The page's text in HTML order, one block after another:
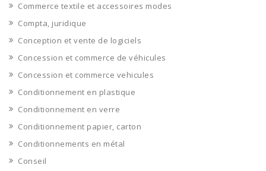
Commerce textile et accessoires modes
Compta, juridique
Conception et vente de logiciels
Concession et commerce de véhicules
Concession et commerce vehicules
Conditionnement en plastique
Conditionnement en verre
Conditionnement papier, carton
Conditionnements en métal
Conseil